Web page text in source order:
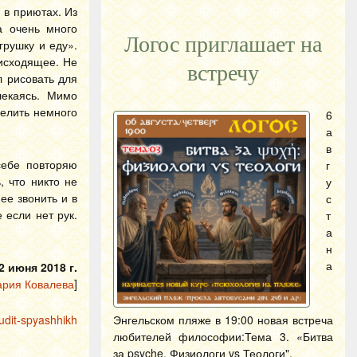
приютах. Из
очень много
и еду».
Не
для
Мимо
немного
повторяю
что никто не
звонить и в
нет рук.
июня 2018 г.
Ковалева]
spyashhikh
Логос приглашает на
встречу
6
а
в
г
у
с
т
а
н
а
Энгельском пляже в 19:00 новая встреча
любителей философии:Тема 3. «Битва
за psyche. Физиологи vs Теологи".